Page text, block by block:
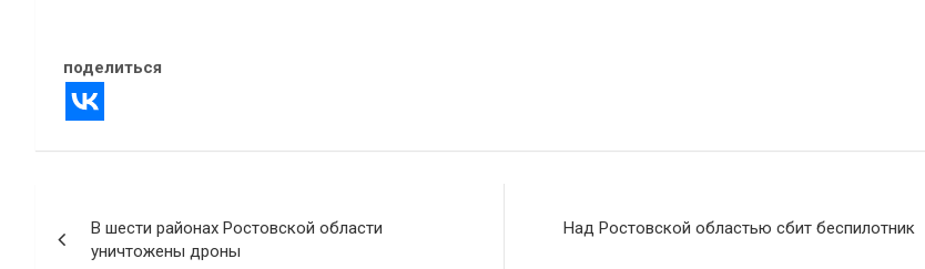
поделиться
по
В шести районах Ростовской области
уничтожены дроны
Над Ростовской областью сбит беспилотник